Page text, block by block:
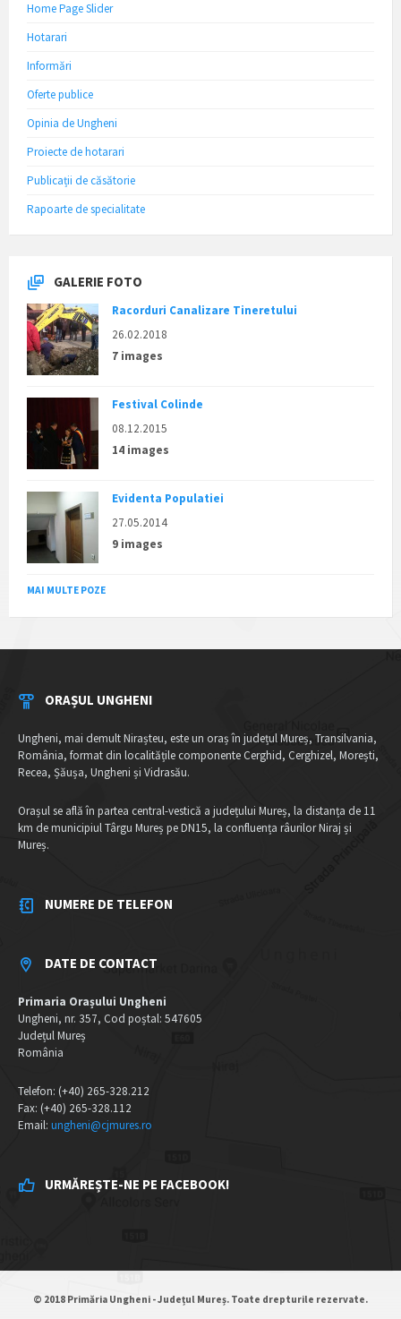
Home Page Slider
Hotarari
Informări
Oferte publice
Opinia de Ungheni
Proiecte de hotarari
Publicații de căsătorie
Rapoarte de specialitate
GALERIE FOTO
Racorduri Canalizare Tineretului
26.02.2018
7 images
Festival Colinde
08.12.2015
14 images
Evidenta Populatiei
27.05.2014
9 images
MAI MULTE POZE
ORAȘUL UNGHENI
Ungheni, mai demult Nirașteu, este un oraș în județul Mureș, Transilvania,
România, format din localitățile componente Cerghid, Cerghizel, Morești,
Recea, Șăușa, Ungheni și Vidrasău.
Orașul se află în partea central-vestică a județului Mureș, la distanța de 11
km de municipiul Târgu Mureș pe DN15, la confluența râurilor Niraj și
Mureș.
NUMERE DE TELEFON
DATE DE CONTACT
Primaria Orașului Ungheni
Ungheni, nr. 357, Cod poștal: 547605
Județul Mureș
România
Telefon: (+40) 265-328.212
Fax: (+40) 265-328.112
Email: ungheni@cjmures.ro
URMĂREȘTE-NE PE FACEBOOK!
© 2018 Primăria Ungheni - Județul Mureș. Toate drepturile rezervate.